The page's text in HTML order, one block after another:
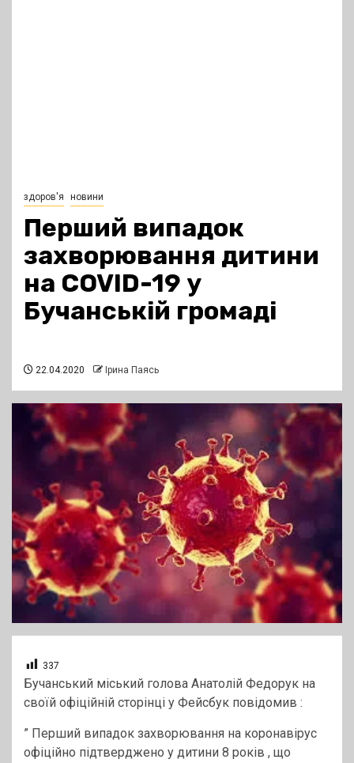
здоров'я новини
Перший випадок
захворювання дитини
на COVID-19 у
Бучанській громаді
22.04.2020 Ірина Паясь
337
Бучанський міський голова Анатолій Федорук на
своїй офіційній сторінці у Фейсбук повідомив :
” Перший випадок захворювання на коронавірус
офіційно підтверджено у дитини 8 років , що